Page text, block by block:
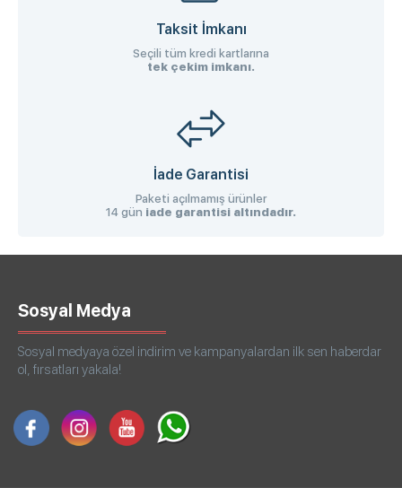
Taksit İmkanı
Seçili tüm kredi kartlarına
tek çekim imkanı.
İade Garantisi
Paketi açılmamış ürünler
14 gün iade garantisi altındadır.
Sosyal Medya
Sosyal medyaya özel indirim ve kampanyalardan ilk sen haberdar
ol, fırsatları yakala!